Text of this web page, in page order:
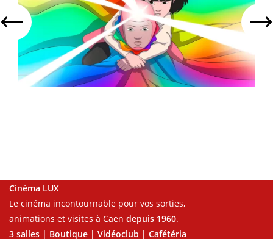
Cinéma LUX
Le cinéma incontournable pour vos sorties,
animations et visites à Caen depuis 1960.
3 salles | Boutique | Vidéoclub | Cafétéria